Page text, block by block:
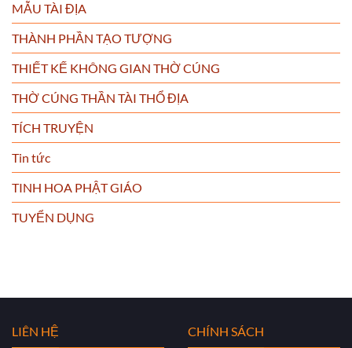
MẪU TÀI ĐỊA
THÀNH PHẦN TẠO TƯỢNG
THIẾT KẾ KHÔNG GIAN THỜ CÚNG
THỜ CÚNG THẦN TÀI THỔ ĐỊA
TÍCH TRUYỆN
Tin tức
TINH HOA PHẬT GIÁO
TUYỂN DỤNG
LIÊN HỆ CHÍNH SÁCH